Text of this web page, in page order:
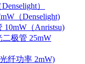
）
（Denselight)
10mW（Anristsu)
二极管 25mW
纤功率 2mW)